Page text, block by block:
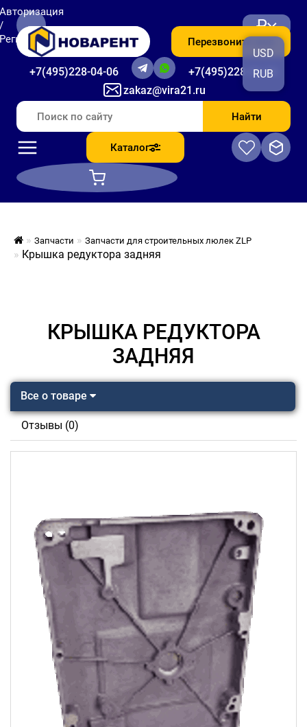
zakaz@vira21.ru
+7(495)228-04-06 +7(495)228-06-56
Перезвоните мне
₽
USD
RUB
Найти
Каталог
Запчасти Запчасти для строительных люлек ZLP
Крышка редуктора задняя
КРЫШКА РЕДУКТОРА
ЗАДНЯЯ
Все о товаре
Отзывы (0)